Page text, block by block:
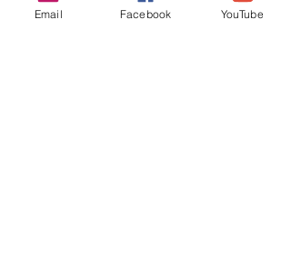
Ροζέλες, Κοκατίλ κλπ...).
Email Facebook YouTube